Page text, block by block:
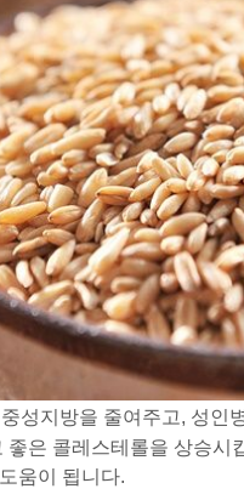
성지방을 줄여주고, 성인
은 콜레스테롤을 상승시
움이 됩니다.